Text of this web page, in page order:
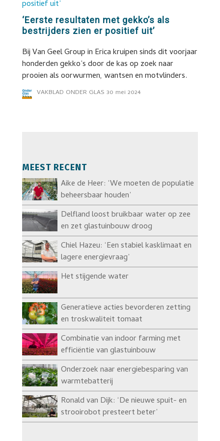
‘Eerste resultaten met gekko’s als
bestrijders zien er positief uit’
Bij Van Geel Group in Erica kruipen sinds dit voorjaar
honderden gekko’s door de kas op zoek naar
prooien als oorwurmen, wantsen en motvlinders.
VAKBLAD ONDER GLAS 30 mei 2024
MEEST RECENT
Aike de Heer: ‘We moeten de populatie
beheersbaar houden’
Delfland loost bruikbaar water op zee
en zet glastuinbouw droog
Chiel Hazeu: ‘Een stabiel kasklimaat en
lagere energievraag’
Het stijgende water
Generatieve acties bevorderen zetting
en troskwaliteit tomaat
Combinatie van indoor farming met
efficiëntie van glastuinbouw
Onderzoek naar energiebesparing van
warmtebatterij
Ronald van Dijk: ‘De nieuwe spuit- en
strooirobot presteert beter’